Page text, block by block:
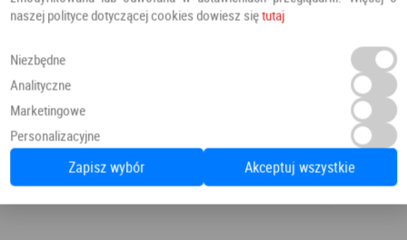
naszej polityce dotyczącej cookies dowiesz siętutaj
Niezbędne
Analityczne
Marketingowe
Personalizacyjne
Zapisz wybór Akceptuj wszystkie